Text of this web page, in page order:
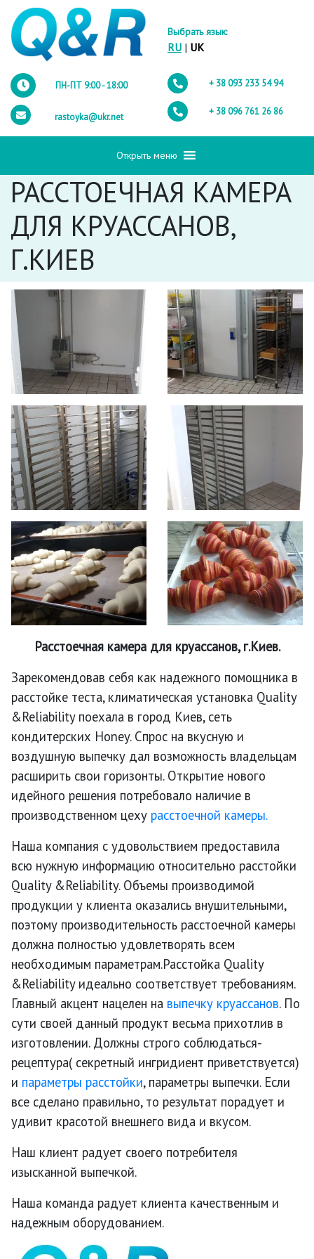
Выбрать язык:
RU | UK
ПН-ПТ 9:00 - 18:00
rastoyka@ukr.net
+ 38 093 233 54 94
+ 38 096 761 26 86
Открыть меню
РАССТОЕЧНАЯ КАМЕРА
ДЛЯ КРУАССАНОВ,
Г.КИЕВ
Расстоечная камера для круассанов, г.Киев.
Зарекомендовав себя как надежного помощника в
расстойке теста, климатическая установка Quality
&Reliability поехала в город Киев, сеть
кондитерских Honey. Спрос на вкусную и
воздушную выпечку дал возможность владельцам
расширить свои горизонты. Открытие нового
идейного решения потребовало наличие в
производственном цеху расстоечной камеры.
Наша компания с удовольствием предоставила
всю нужную информацию относительно расстойки
Quality &Reliability. Объемы производимой
продукции у клиента оказались внушительными,
поэтому производительность расстоечной камеры
должна полностью удовлетворять всем
необходимым параметрам.Расстойка Quality
&Reliability идеально соответствует требованиям.
Главный акцент нацелен на выпечку круассанов. По
сути своей данный продукт весьма прихотлив в
изготовлении. Должны строго соблюдаться-
рецептура( секретный ингридиент приветствуется)
и параметры расстойки, параметры выпечки. Если
все сделано правильно, то результат порадует и
удивит красотой внешнего вида и вкусом.
Наш клиент радует своего потребителя
изысканной выпечкой.
Наша команда радует клиента качественным и
надежным оборудованием.